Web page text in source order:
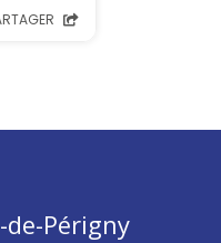
de-Périgny